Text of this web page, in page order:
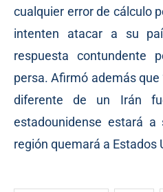
cualquier error de cálculo
intenten atacar a su
respuesta contundente
persa. Afirmó además que
diferente de un Irán
estadounidense estará
región quemará a Estados